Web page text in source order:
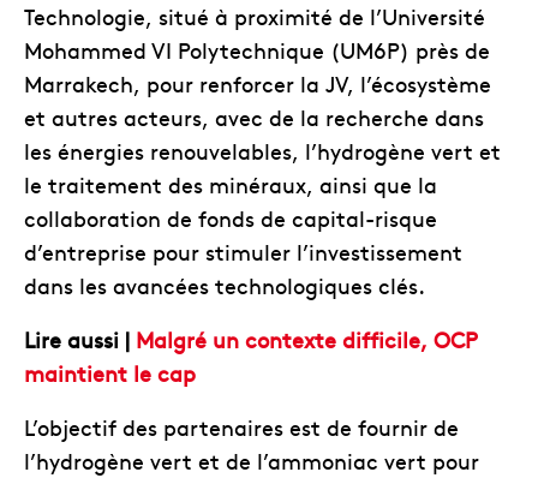
Technologie, situé à proximité de l’Université
Mohammed VI Polytechnique (UM6P) près de
Marrakech, pour renforcer la JV, l’écosystème
et autres acteurs, avec de la recherche dans
les énergies renouvelables, l’hydrogène vert et
le traitement des minéraux, ainsi que la
collaboration de fonds de capital-risque
d’entreprise pour stimuler l’investissement
dans les avancées technologiques clés.
Lire aussi | Malgré un contexte difficile, OCP
maintient le cap
L’objectif des partenaires est de fournir de
l’hydrogène vert et de l’ammoniac vert pour